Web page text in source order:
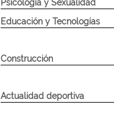
Psicología y Sexualidad
Educación y Tecnologías
Construcción
Actualidad deportiva